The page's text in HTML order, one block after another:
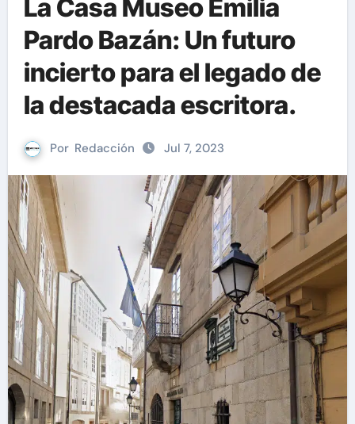
La Casa Museo Emilia
Pardo Bazán: Un futuro
incierto para el legado de
la destacada escritora.
Por Redacción Jul 7, 2023